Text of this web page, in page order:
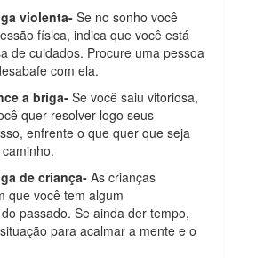
violenta-Se no sonho você
física, indica que você está
de cuidados. Procure uma pessoa
com ela.
a briga-Se você saiu vitoriosa,
quer resolver logo seus
enfrente o que quer que seja
de criança-As crianças
que você tem algum
passado. Se ainda der tempo,
para acalmar a mente e o